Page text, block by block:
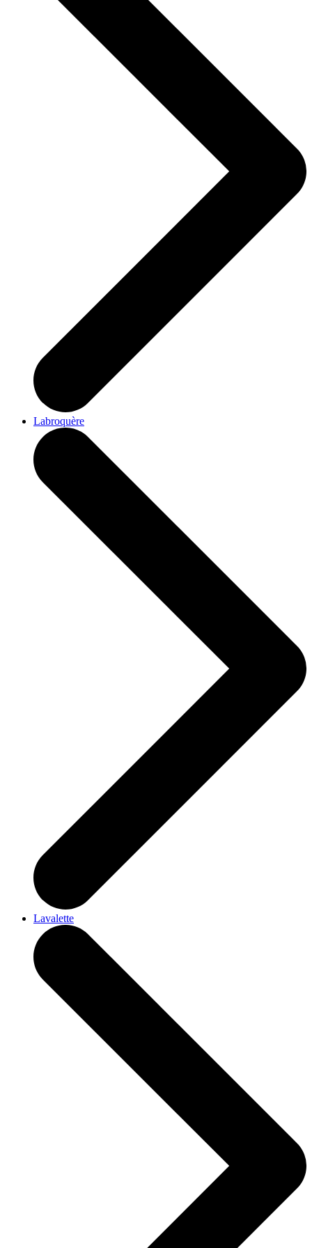
Labroquère
Lavalette